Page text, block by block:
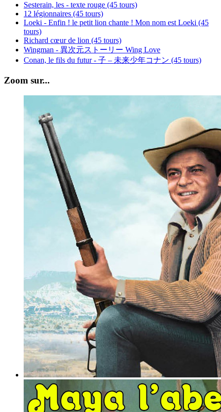
Sesterain, les - texte rouge (45 tours)
12 légionnaires (45 tours)
Loeki - Enfin ! le petit lion chante ! Mon nom est Loeki (45
tours)
Richard cœur de lion (45 tours)
Wingman - 異次元ストーリー Wing Love
Conan, le fils du futur - 子 – 未来少年コナン (45 tours)
Zoom sur...